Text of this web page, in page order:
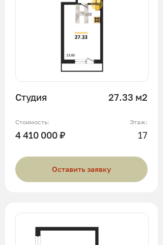
Студия 27.33 м2
Стоимость:
4 410 000 ₽
Этаж:
17
Оставить заявку